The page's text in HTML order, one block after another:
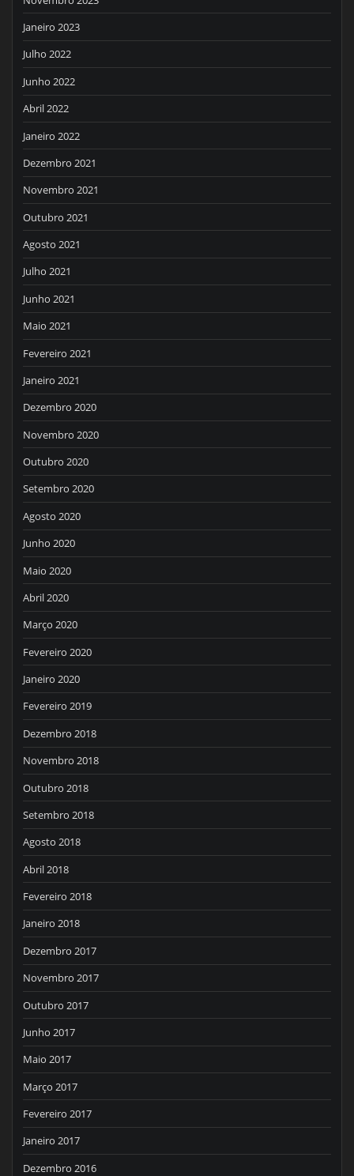
Janeiro 2023
Julho 2022
Junho 2022
Abril 2022
Janeiro 2022
Dezembro 2021
Novembro 2021
Outubro 2021
Agosto 2021
Julho 2021
Junho 2021
Maio 2021
Fevereiro 2021
Janeiro 2021
Dezembro 2020
Novembro 2020
Outubro 2020
Setembro 2020
Agosto 2020
Junho 2020
Maio 2020
Abril 2020
Março 2020
Fevereiro 2020
Janeiro 2020
Fevereiro 2019
Dezembro 2018
Novembro 2018
Outubro 2018
Setembro 2018
Agosto 2018
Abril 2018
Fevereiro 2018
Janeiro 2018
Dezembro 2017
Novembro 2017
Outubro 2017
Junho 2017
Maio 2017
Março 2017
Fevereiro 2017
Janeiro 2017
Dezembro 2016